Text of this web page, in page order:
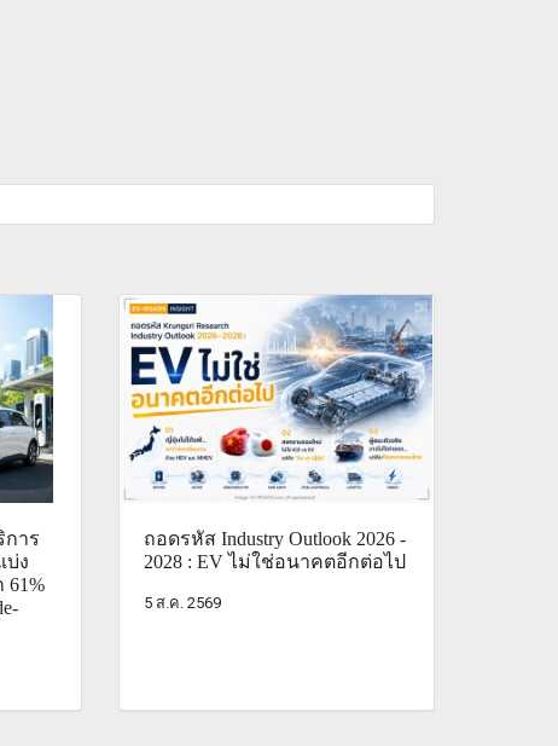
การ
บ่ง
61%
ถอดรหัส Industry Outlook 2026 -
2028 : EV ไม่ใช่อนาคตอีกต่อไป
5 ส.ค. 2569